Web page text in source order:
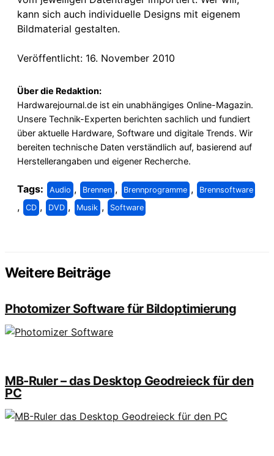
kann sich auch individuelle Designs mit eigenem
Bildmaterial gestalten.
Veröffentlicht: 16. November 2010
Über die Redaktion:
Hardwarejournal.de ist ein unabhängiges Online-Magazin.
Unsere Technik-Experten berichten sachlich und fundiert
über aktuelle Hardware, Software und digitale Trends. Wir
bereiten technische Daten verständlich auf, basierend auf
Herstellerangaben und eigener Recherche.
Tags: Audio , Brennen , Brennprogramme , Brennsoftware
, CD , DVD , Musik , Software
Weitere Beiträge
Photomizer Software für Bildoptimierung
MB-Ruler – das Desktop Geodreieck für den
PC